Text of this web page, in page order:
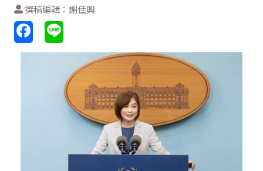
撰稿編輯：謝佳興